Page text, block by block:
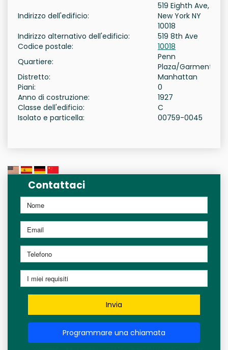
Indirizzo dell'edificio:
519 Eighth Ave,
New York NY
10018
Indirizzo alternativo dell'edificio:
519 8th Ave
Codice postale:
10018
Quartiere:
Penn
Plaza/Garment
Distretto:
Manhattan
Piani:
0
Anno di costruzione:
1927
Classe dell'edificio:
C
Isolato e particella:
00759-0045
Contattaci
Invia
Programmare una chiamata